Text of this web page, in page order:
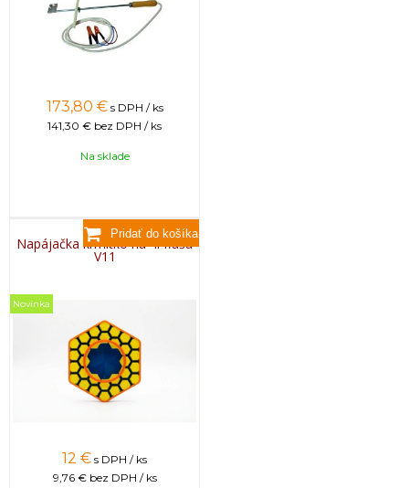
173,80 € s DPH / ks
141,30 € bez DPH / ks
Na sklade
Napájačka krmítko na 4l fľašu
V11
Novinka
12 € s DPH / ks
9,76 € bez DPH / ks